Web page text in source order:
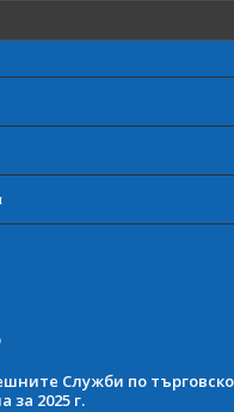
Служби по
за 2025 г.